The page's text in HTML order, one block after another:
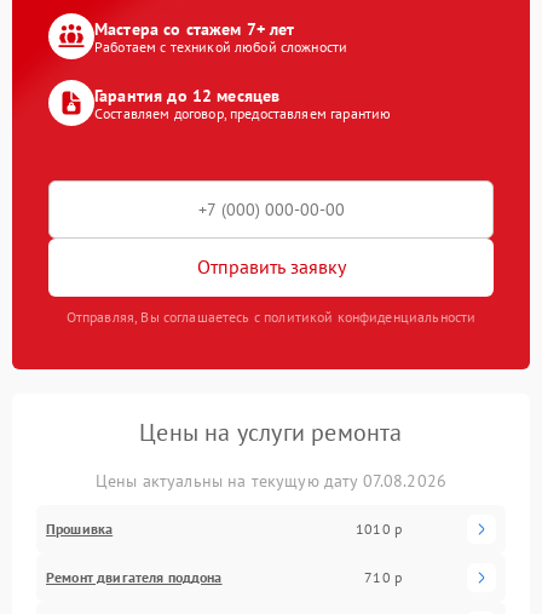
Мастера со стажем 7+ лет
Работаем с техникой любой сложности
Гарантия до 12 месяцев
Составляем договор, предоставляем гарантию
Отправить заявку
Отправляя, Вы соглашаетесь с политикой конфиденциальности
Цены на услуги ремонта
Цены актуальны на текущую дату 07.08.2026
Прошивка 1010 р
Ремонт двигателя поддона 710 р